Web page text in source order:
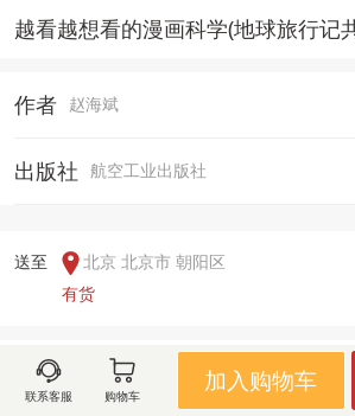
越看越想看的漫画科学(地球旅行记
作者 赵海斌
出版社 航空工业出版社
送至
北京 北京市 朝阳区
有货
用户评论(
联系客服 购物车
加入购物车